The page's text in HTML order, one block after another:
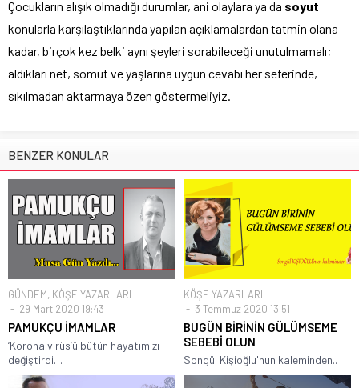
Çocukların alışık olmadığı durumlar, ani olaylara ya da soyut
konularla karşılaştıklarında yapılan açıklamalardan tatmin olana
kadar, birçok kez belki aynı şeyleri sorabileceği unutulmamalı;
aldıkları net, somut ve yaşlarına uygun cevabı her seferinde,
sıkılmadan aktarmaya özen göstermeliyiz.
BENZER KONULAR
GÜNDEM, KÖŞE YAZARLARI
29 Mart 2020 19:43
PAMUKÇU İMAMLAR
‘Korona virüs’ü bütün hayatımızı
değiştirdi…
KÖŞE YAZARLARI
3 Temmuz 2020 13:51
BUGÜN BİRİNİN GÜLÜMSEME
SEBEBİ OLUN
Songül Kişioğlu'nun kaleminden..